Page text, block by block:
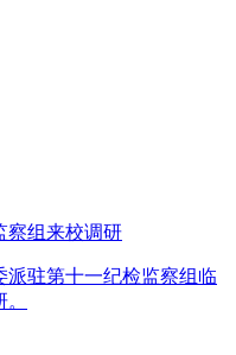
察组来校调研
派驻第十一纪检监察组临